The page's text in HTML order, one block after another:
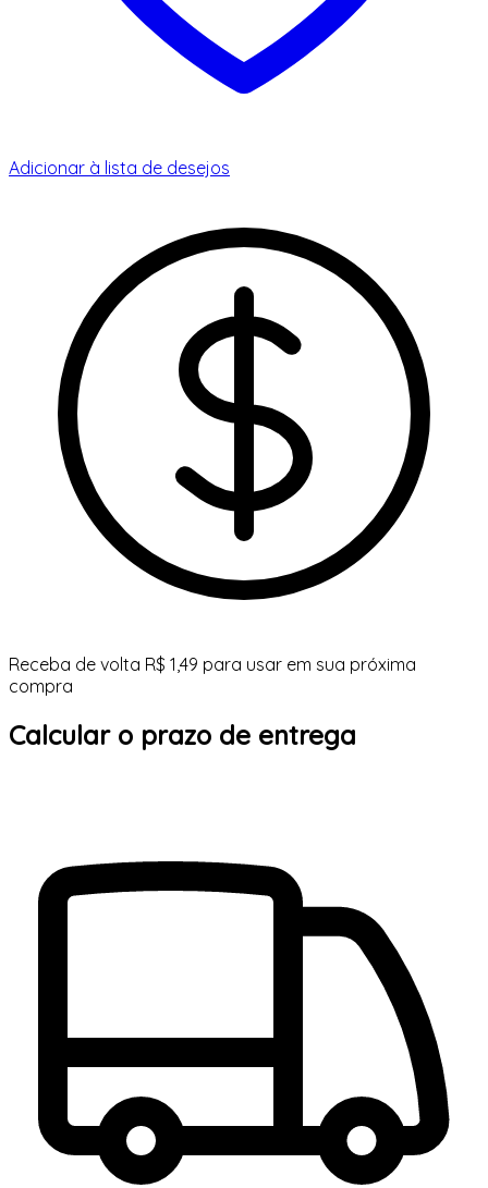
Adicionar à lista de desejos
Receba de volta R$ 1,49 para usar em sua próxima
compra
Calcular o prazo de entrega